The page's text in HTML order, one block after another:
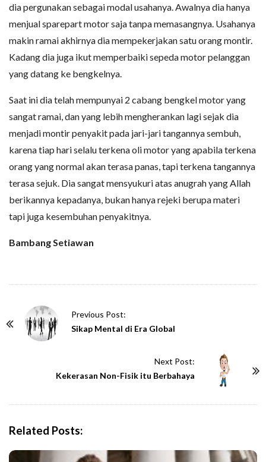
dia pergunakan sebagai modal usahanya. Awalnya dia hanya
menjual sparepart motor saja tanpa memasangnya. Usahanya
makin ramai akhirnya dia mempekerjakan satu orang montir.
Kadang dia juga ikut memperbaiki sepeda motor pelanggan
yang datang ke bengkelnya.
Saat ini dia telah mempunyai 2 cabang bengkel motor yang
sangat ramai, dan yang lebih mengherankan lagi sejak dia
menjadi montir penyakit pada jari-jari tangannya sembuh,
karena tiap hari selalu terkena oli motor yang apabila terkena
orang yang normal akan terasa panas, tapi terkena tangannya
terasa sejuk. Dia sangat mensyukuri atas anugrah yang Allah
berikannya kepadanya, bukan hanya rejeki berupa materi
tapi juga kesembuhan penyakitnya.
Bambang Setiawan
Previous Post:
Sikap Mental di Era Global
Next Post:
Kekerasan Non-Fisik itu Berbahaya
Related Posts: